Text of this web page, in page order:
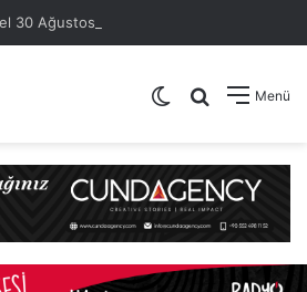
Menü
Arama yap
Dış görünümü